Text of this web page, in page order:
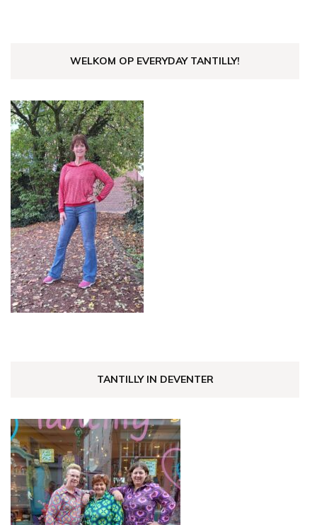
WELKOM OP EVERYDAY TANTILLY!
TANTILLY IN DEVENTER